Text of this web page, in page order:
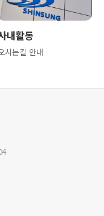
내활동
시는길 안내